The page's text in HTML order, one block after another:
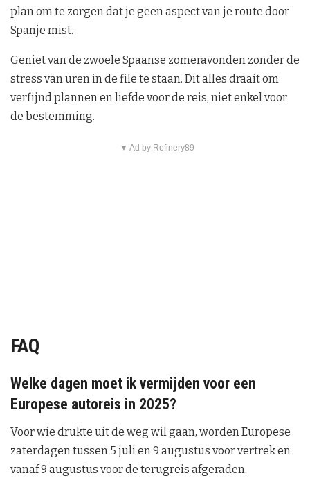
plan om te zorgen dat je geen aspect van je route door
Spanje mist.
Geniet van de zwoele Spaanse zomeravonden zonder de
stress van uren in de file te staan. Dit alles draait om
verfijnd plannen en liefde voor de reis, niet enkel voor
de bestemming.
▼ Ad by Refinery89
FAQ
Welke dagen moet ik vermijden voor een
Europese autoreis in 2025?
Voor wie drukte uit de weg wil gaan, worden Europese
zaterdagen tussen 5 juli en 9 augustus voor vertrek en
vanaf 9 augustus voor de terugreis afgeraden.